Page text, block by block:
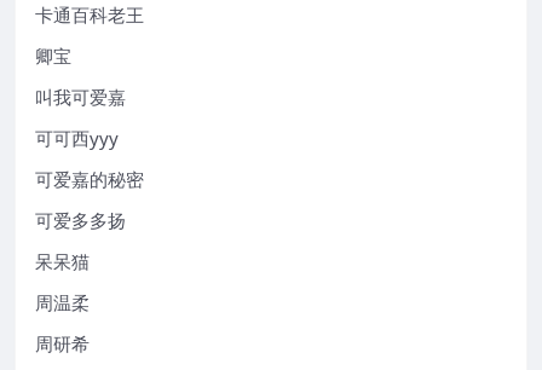
卡通百科老王
卿宝
叫我可爱嘉
可可西yyy
可爱嘉的秘密
可爱多多扬
呆呆猫
周温柔
周研希